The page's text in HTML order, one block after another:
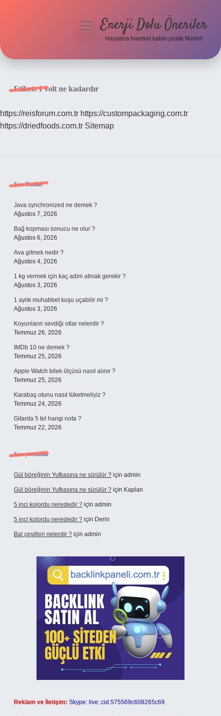
Hakkımızda
menüyüEnerji Dolu Öneriler
Hayatına hareket katan pratik fikirler!
Etiket:1 volt ne kadardır
https://reisforum.com.tr https://custompackaging.com.tr
https://driedfoods.com.tr Sitemap
Sidebar
Son Yazılar
Java synchronized ne demek ?
Ağustos 7, 2026
Bağ kopması sonucu ne olur ?
Ağustos 6, 2026
Ava gitmek nedir ?
Ağustos 4, 2026
1 kg vermek için kaç adım atmak gerekir ?
Ağustos 3, 2026
1 aylık muhabbet kuşu uçabilir mi ?
Ağustos 3, 2026
Koyunların sevdiği otlar nelerdir ?
Temmuz 26, 2026
IMDb 10 ne demek ?
Temmuz 25, 2026
Apple Watch bilek ölçüsü nasıl alınır ?
Temmuz 25, 2026
Karabaş otunu nasıl tüketmeliyiz ?
Temmuz 24, 2026
Gitarda 5 tel hangi nota ?
Temmuz 22, 2026
Son yorumlar
Gül böreğinin Yufkasına ne sürülür ? için admin
Gül böreğinin Yufkasına ne sürülür ? için Kaplan
5 inci kolordu nerededir ? için admin
5 inci kolordu nerededir ? için Derin
Bal çeşitleri nelerdir ? için admin
Reklam ve İletişim: Skype: live:.cid.575569c608265c69